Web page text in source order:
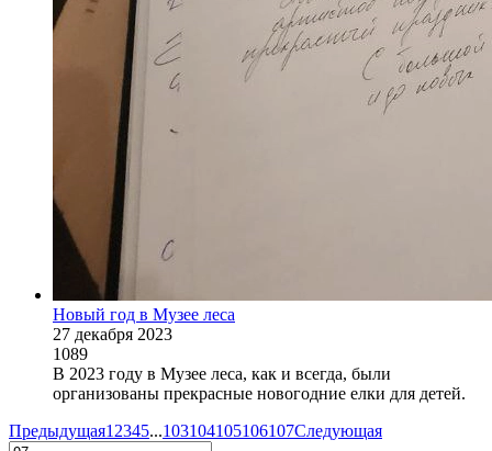
Новый год в Музее леса
27 декабря 2023
1089
В 2023 году в Музее леса, как и всегда, были
организованы прекрасные новогодние елки для детей.
Предыдущая1 2345...103104105106107Следующая